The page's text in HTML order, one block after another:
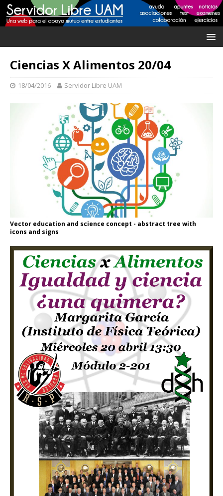
Ciencias X Alimentos 20/04
18/04/2016 Servidor Libre UAM
Vector education and science concept - abstract tree with
icons and signs